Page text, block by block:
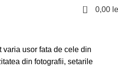
0 0,00
usor fata de cele din
din fotografii, setarile